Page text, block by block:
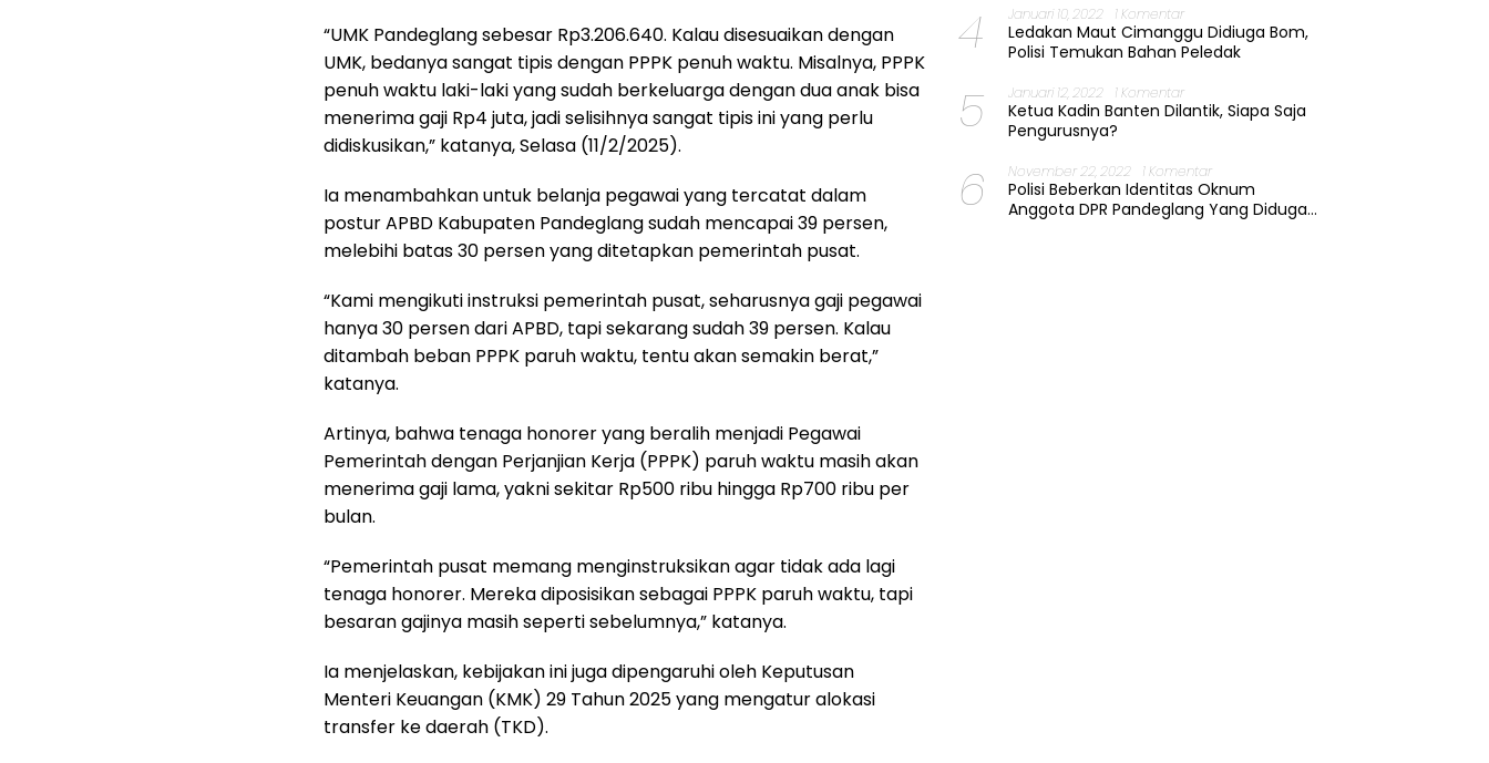
“UMK Pandeglang sebesar Rp3.206.640. Kalau disesuaikan dengan
UMK, bedanya sangat tipis dengan PPPK penuh waktu. Misalnya, PPPK
penuh waktu laki-laki yang sudah berkeluarga dengan dua anak bisa
menerima gaji Rp4 juta, jadi selisihnya sangat tipis ini yang perlu
didiskusikan,” katanya, Selasa (11/2/2025).
Ia menambahkan untuk belanja pegawai yang tercatat dalam
postur APBD Kabupaten Pandeglang sudah mencapai 39 persen,
melebihi batas 30 persen yang ditetapkan pemerintah pusat.
“Kami mengikuti instruksi pemerintah pusat, seharusnya gaji pegawai
hanya 30 persen dari APBD, tapi sekarang sudah 39 persen. Kalau
ditambah beban PPPK paruh waktu, tentu akan semakin berat,”
katanya.
Artinya, bahwa tenaga honorer yang beralih menjadi Pegawai
Pemerintah dengan Perjanjian Kerja (PPPK) paruh waktu masih akan
menerima gaji lama, yakni sekitar Rp500 ribu hingga Rp700 ribu per
bulan.
“Pemerintah pusat memang menginstruksikan agar tidak ada lagi
tenaga honorer. Mereka diposisikan sebagai PPPK paruh waktu, tapi
besaran gajinya masih seperti sebelumnya,” katanya.
Ia menjelaskan, kebijakan ini juga dipengaruhi oleh Keputusan
Menteri Keuangan (KMK) 29 Tahun 2025 yang mengatur alokasi
transfer ke daerah (TKD).
4 Januari 10, 2022 1 Komentar
Ledakan Maut Cimanggu Didiuga Bom,
Polisi Temukan Bahan Peledak
5 Januari 12, 2022 1 Komentar
Ketua Kadin Banten Dilantik, Siapa Saja
Pengurusnya?
6 November 22, 2022 1 Komentar
Polisi Beberkan Identitas Oknum
Anggota DPR Pandeglang Yang Diduga